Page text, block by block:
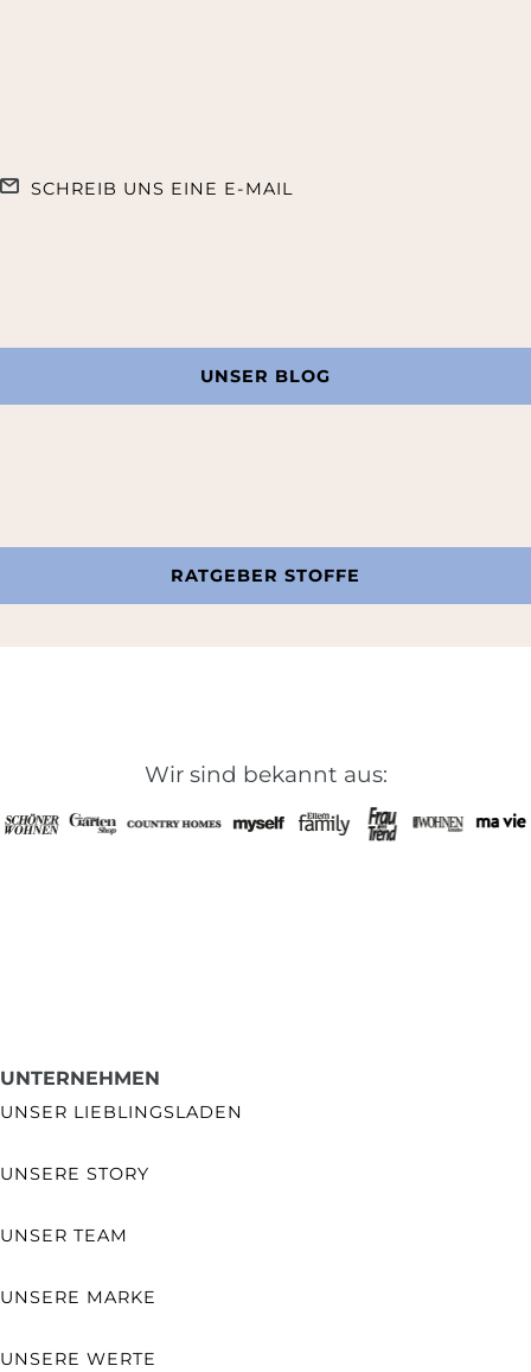
SCHREIB UNS EINE E-MAIL
UNSER BLOG
RATGEBER STOFFE
Wir sind bekannt aus:
UNTERNEHMEN
UNSER LIEBLINGSLADEN
UNSERE STORY
UNSER TEAM
UNSERE MARKE
UNSERE WERTE